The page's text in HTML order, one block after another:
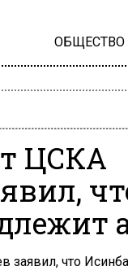
ОБЩЕСТВО
ЦСКА